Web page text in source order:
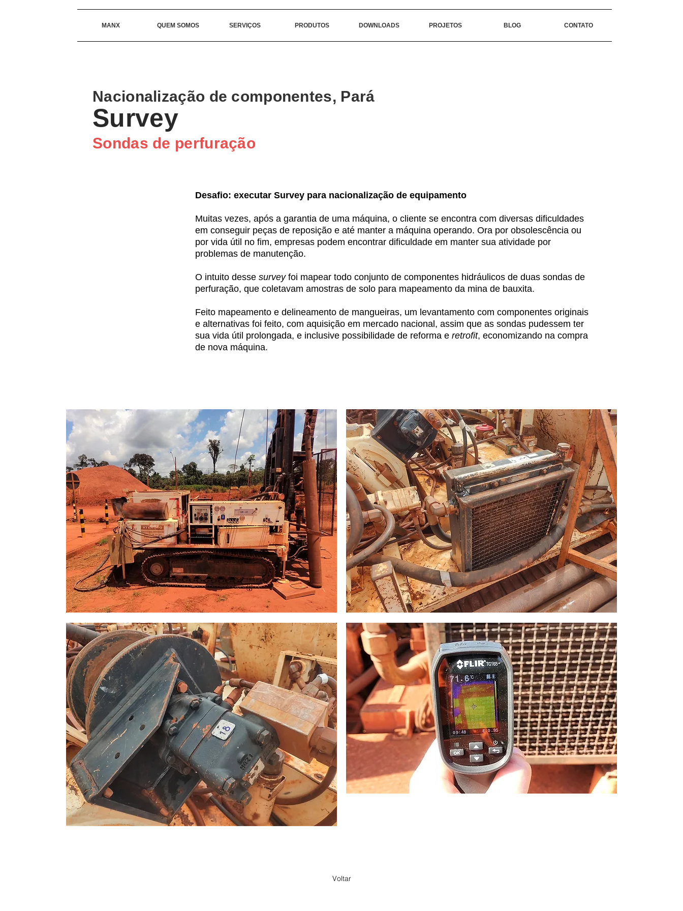
MANX QUEM SOMOS SERVIÇOS PRODUTOS DOWNLOADS PROJETOS BLOG CONTATO
Nacionalização de componentes, Pará
Survey
Sondas de perfuração
Desafio: executar Survey para nacionalização de equipamento
Muitas vezes, após a garantia de uma máquina, o cliente se encontra com diversas dificuldades
em conseguir peças de reposição e até manter a máquina operando. Ora por obsolescência ou
por vida útil no fim, empresas podem encontrar dificuldade em manter sua atividade por
problemas de manutenção.
O intuito desse survey foi mapear todo conjunto de componentes hidráulicos de duas sondas de
perfuração, que coletavam amostras de solo para mapeamento da mina de bauxita.
Feito mapeamento e delineamento de mangueiras, um levantamento com componentes originais
e alternativas foi feito, com aquisição em mercado nacional, assim que as sondas pudessem ter
sua vida útil prolongada, e inclusive possibilidade de reforma e retrofit, economizando na compra
de nova máquina.
Voltar